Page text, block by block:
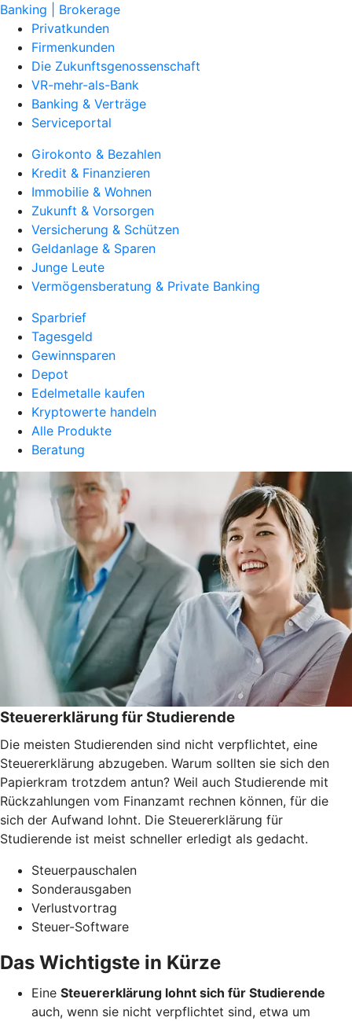
Banking | Brokerage
Privatkunden
Firmenkunden
Die Zukunftsgenossenschaft
VR-mehr-als-Bank
Banking & Verträge
Serviceportal
Girokonto & Bezahlen
Kredit & Finanzieren
Immobilie & Wohnen
Zukunft & Vorsorgen
Versicherung & Schützen
Geldanlage & Sparen
Junge Leute
Vermögensberatung & Private Banking
Sparbrief
Tagesgeld
Gewinnsparen
Depot
Edelmetalle kaufen
Kryptowerte handeln
Alle Produkte
Beratung
Steuererklärung für Studierende
Die meisten Studierenden sind nicht verpflichtet, eine
Steuererklärung abzugeben. Warum sollten sie sich den
Papierkram trotzdem antun? Weil auch Studierende mit
Rückzahlungen vom Finanzamt rechnen können, für die
sich der Aufwand lohnt. Die Steuererklärung für
Studierende ist meist schneller erledigt als gedacht.
Steuerpauschalen
Sonderausgaben
Verlustvortrag
Steuer-Software
Das Wichtigste in Kürze
Eine Steuererklärung lohnt sich für Studierende
auch, wenn sie nicht verpflichtet sind, etwa um